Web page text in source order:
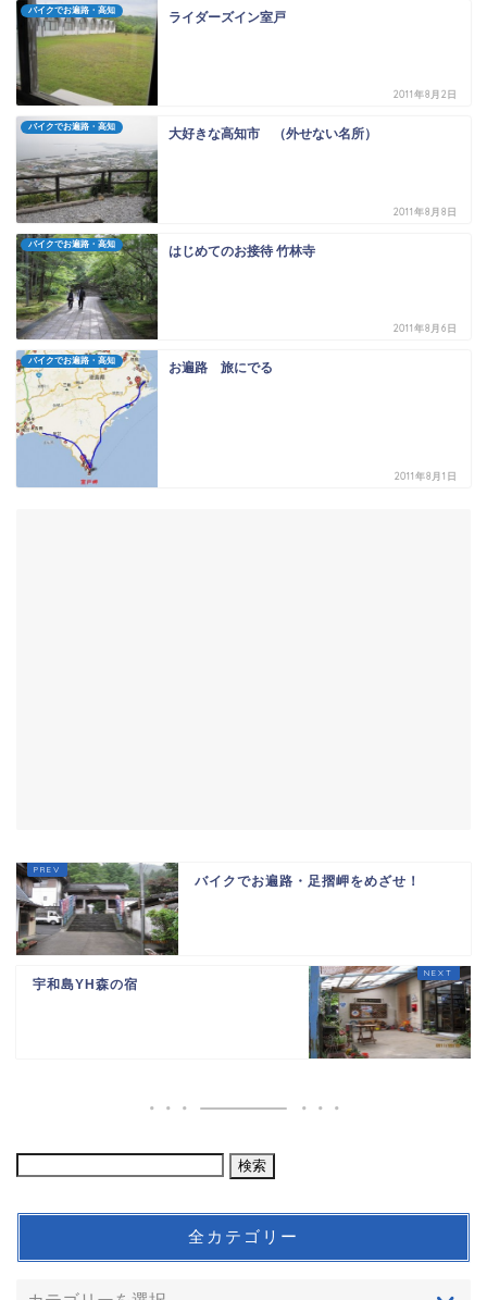
バイクでお遍路・高知 ライダーズイン室戸
2011年8月2日
バイクでお遍路・高知 大好きな高知市 （外せない名所）
2011年8月8日
バイクでお遍路・高知 はじめてのお接待 竹林寺
2011年8月6日
バイクでお遍路・高知 お遍路 旅にでる
2011年8月1日
バイクでお遍路・足摺岬をめざせ！
宇和島YH森の宿
全カテゴリー